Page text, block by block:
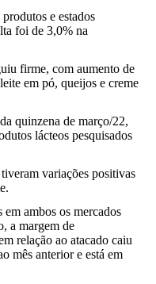
e estados
foi de 3,0% na
firme, com aumento de
em pó, queijos e creme
quinzena de março/22,
lácteos pesquisados
variações positivas
ambos os mercados
a margem de
relação ao atacado caiu
mês anterior e está em